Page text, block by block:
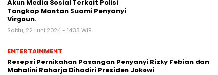
Akun Media Sosial Terkait Polisi
Tangkap Mantan Suami Penyanyi
Virgoun.
Sabtu, 22 Juni 2024 - 14:33 WIB
ENTERTAINMENT
Resepsi Pernikahan Pasangan Penyanyi Rizky Febian dan
Mahalini Raharja Dihadiri Presiden Jokowi